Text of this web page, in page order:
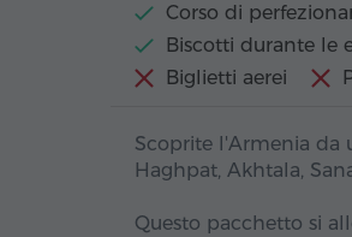
Corso di
Biscotti durante le
Biglietti aerei
Scoprite l'Armenia da
Haghpat, Akhtala,
Questo pacchetto si